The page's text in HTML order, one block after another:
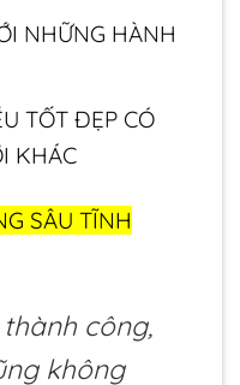
NHỮNG HÀNH
TỐT ĐẸP CÓ
KHÁC
SÂU TĨNH
công,
không